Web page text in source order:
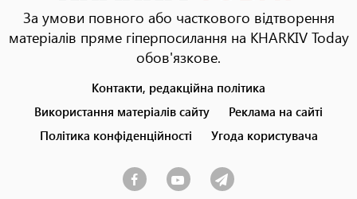
За умови повного або часткового відтворення
матеріалів пряме гіперпосилання на KHARKIV Today
обов'язкове.
menu
Контакти, редакційна політика
Використання матеріалів сайту
Реклама на сайті
Політика конфіденційності
Угода користувача